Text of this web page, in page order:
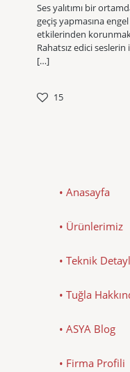
Ses yalıtımı bir
geçiş yapmasına
etkilerinden korunmak
Rahatsız edici
[…]
15
• Anasayfa
• Ürünlerimiz
• Teknik
• Tuğla
• ASYA Blog
• Firma Profili